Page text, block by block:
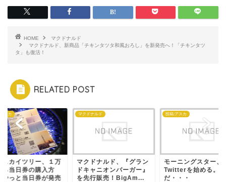
HOME
マクドナルド
マクドナルド、新商品「チキンタツタ和風おろし」を新発売へ！「チキンタツ
タ」も復活！
RELATED POST
スカ
スカイツリー、１万
る当日券の購入方
やっと当日券が発売
マクドナルド
マクドナルド、『グラン
ドキャニオンバーガー』
を先行販売！BigAm...
投稿:アスカ
モーニングスター、
Twitterを始める。た
だ・・・